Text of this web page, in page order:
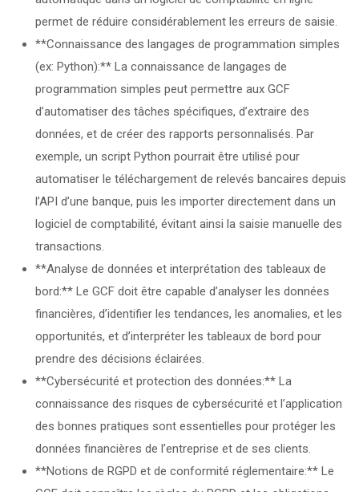
permet de réduire considérablement les erreurs de saisie.
**Connaissance des langages de programmation simples
(ex: Python):** La connaissance de langages de
programmation simples peut permettre aux GCF
d’automatiser des tâches spécifiques, d’extraire des
données, et de créer des rapports personnalisés. Par
exemple, un script Python pourrait être utilisé pour
automatiser le téléchargement de relevés bancaires depuis
l’API d’une banque, puis les importer directement dans un
logiciel de comptabilité, évitant ainsi la saisie manuelle des
transactions.
**Analyse de données et interprétation des tableaux de
bord:** Le GCF doit être capable d’analyser les données
financières, d’identifier les tendances, les anomalies, et les
opportunités, et d’interpréter les tableaux de bord pour
prendre des décisions éclairées.
**Cybersécurité et protection des données:** La
connaissance des risques de cybersécurité et l’application
des bonnes pratiques sont essentielles pour protéger les
données financières de l’entreprise et de ses clients.
**Notions de RGPD et de conformité réglementaire:** Le